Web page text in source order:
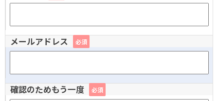
メールアドレス 必須
確認のためもう一度 必須